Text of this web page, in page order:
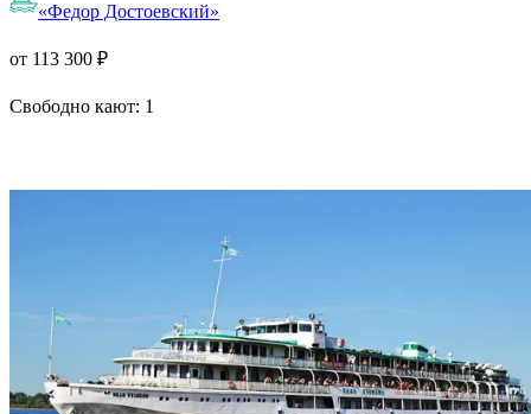
«Федор Достоевский»
от 113 300 ₽
Свободно кают: 1